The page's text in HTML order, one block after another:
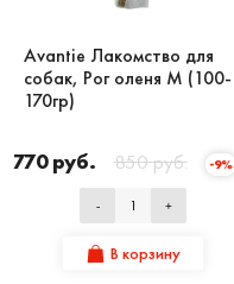
Avantie Лакомство для
собак, Рог оленя M (100-
170гр)
770 руб. 850 руб. -9%
- +
В корзину